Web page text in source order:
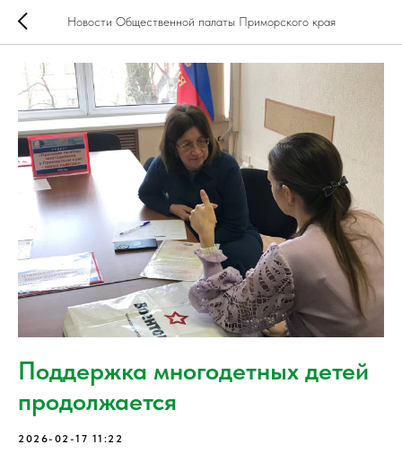
Новости Общественной палаты Приморского края
Поддержка многодетных детей
продолжается
2026-02-17 11:22